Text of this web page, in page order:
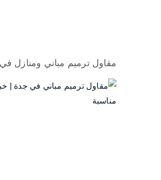
مقاول ترميم مباني ومنازل